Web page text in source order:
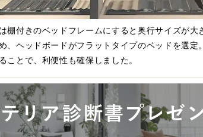
棚付きのベッドフレームにすると奥行サイズが
、ヘッドボードがフラットタイプのベッドを選定
ことで、利便性も確保しました。